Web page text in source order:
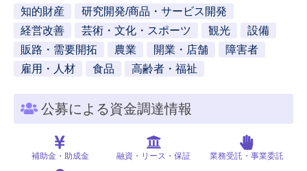
知的財産
研究開発/商品・サービス開発
経営改善
芸術・文化・スポーツ 観光
設備
販路・需要開拓
農業 開業・店舗
障害者
雇用・人材
食品 高齢者・福祉
公募による資金調達情報
補助金・助成金 融資・リース・保証 業務受託・事業委託